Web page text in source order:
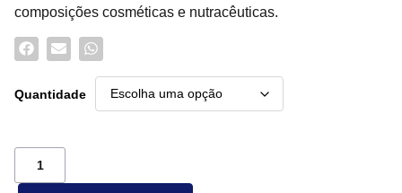
composições cosméticas e nutracêuticas.
Quantidade